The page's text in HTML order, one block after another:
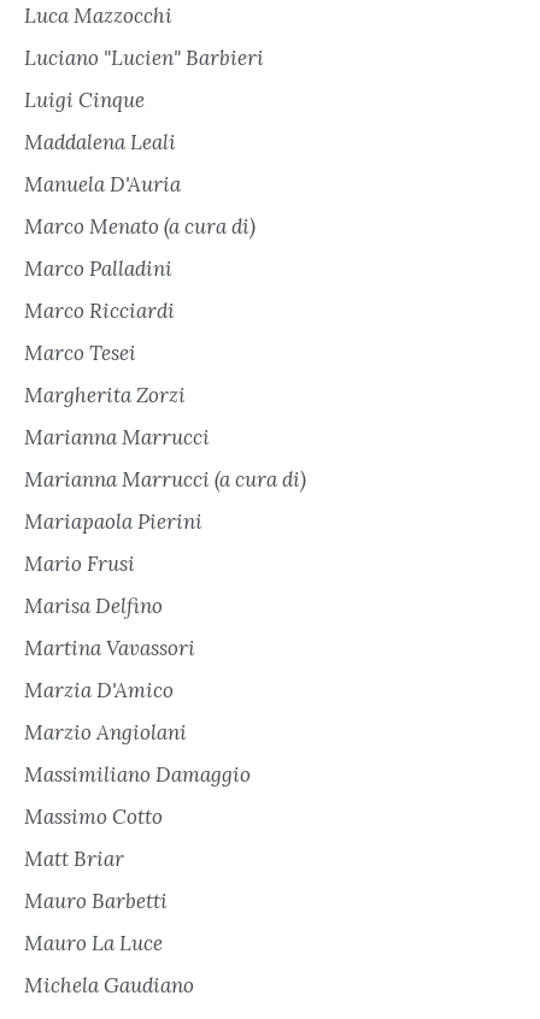
Luca Mazzocchi
Luciano "Lucien" Barbieri
Luigi Cinque
Maddalena Leali
Manuela D'Auria
Marco Menato (a cura di)
Marco Palladini
Marco Ricciardi
Marco Tesei
Margherita Zorzi
Marianna Marrucci
Marianna Marrucci (a cura di)
Mariapaola Pierini
Mario Frusi
Marisa Delfino
Martina Vavassori
Marzia D'Amico
Marzio Angiolani
Massimiliano Damaggio
Massimo Cotto
Matt Briar
Mauro Barbetti
Mauro La Luce
Michela Gaudiano